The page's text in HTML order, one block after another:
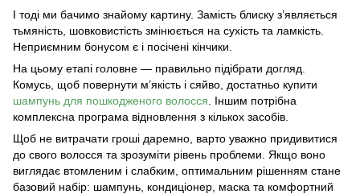
І тоді ми бачимо знайому картину. Замість блиску з’являється
тьмяність, шовковистість змінюється на сухість та ламкість.
Неприємним бонусом є і посічені кінчики.
На цьому етапі головне — правильно підібрати догляд.
Комусь, щоб повернути м’якість і сяйво, достатньо купити
шампунь для пошкодженого волосся . Іншим потрібна
комплексна програма відновлення з кількох засобів.
Щоб не витрачати гроші даремно, варто уважно придивитися
до свого волосся та зрозуміти рівень проблеми. Якщо воно
виглядає втомленим і слабким, оптимальним рішенням стане
базовий набір: шампунь, кондиціонер, маска та комфортний